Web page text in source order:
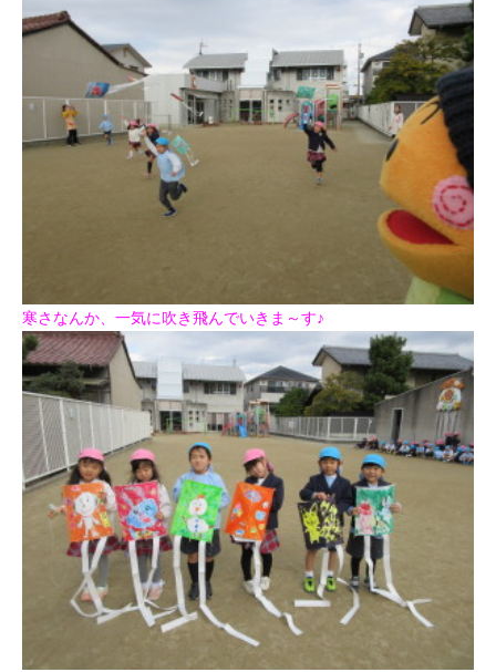
寒さなんか、一気に吹き飛んでいきま～す♪